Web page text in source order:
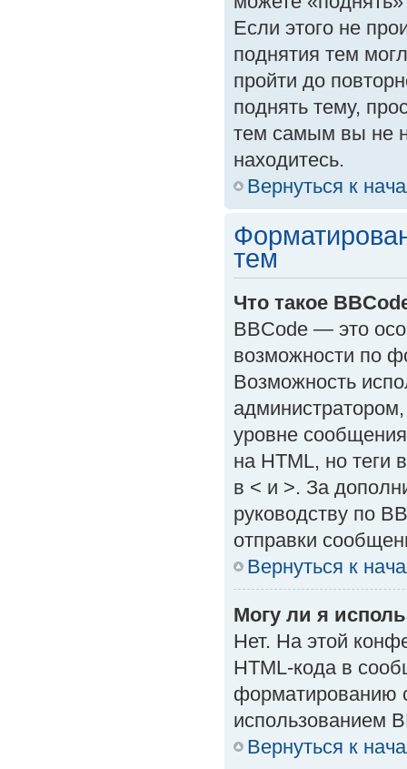
Если этого не
поднятия тем
пройти до
поднять тему,
тем самым вы не
находитесь.
Вернуться к
тем
Что такое
BBCode — это
возможности по
Возможность
уровне
на HTML, но теги
в < и >. За
руководству по
отправки
Вернуться к
Могу ли я
Нет. На этой
HTML-кода в
форматированию
использованием
Вернуться к